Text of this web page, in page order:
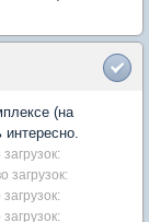
(на
загрузок: